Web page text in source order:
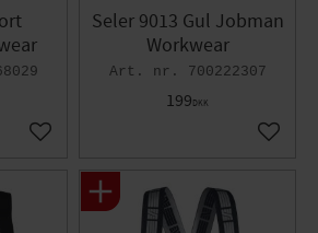
Gem som favorit
Seler 9013 Gul Jobman
Workwear
700222307
199DKK
Gem